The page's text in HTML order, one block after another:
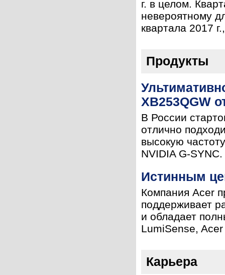
г. в целом.
невероятному
квартала 2017
Продукты
XB253QGW
В России
отлично
высокую
NVIDIA G-
Истинным
Компания Acer
поддерживает
и обладает
LumiSense,
Карьера